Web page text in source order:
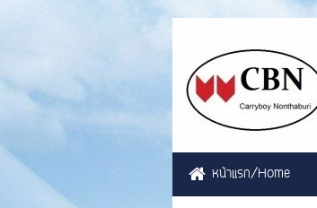
หน้าแรก/Home